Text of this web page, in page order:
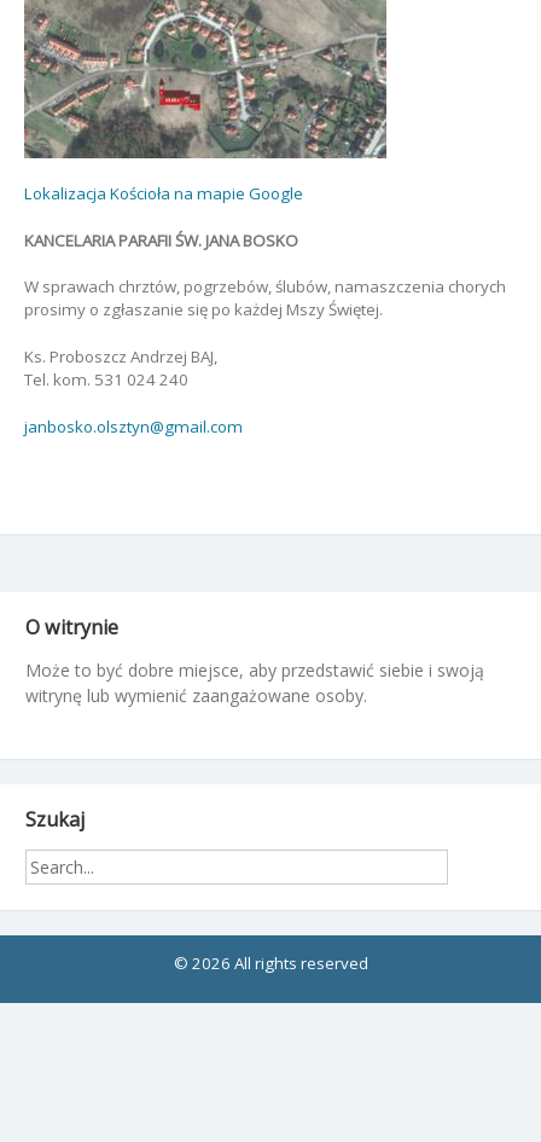
Lokalizacja Kościoła na mapie Google
KANCELARIA PARAFII ŚW. JANA BOSKO
W sprawach chrztów, pogrzebów, ślubów, namaszczenia chorych
prosimy o zgłaszanie się po każdej Mszy Świętej.
Ks. Proboszcz Andrzej BAJ,
Tel. kom. 531 024 240
janbosko.olsztyn@gmail.com
O witrynie
Może to być dobre miejsce, aby przedstawić siebie i swoją
witrynę lub wymienić zaangażowane osoby.
Szukaj
© 2026 All rights reserved